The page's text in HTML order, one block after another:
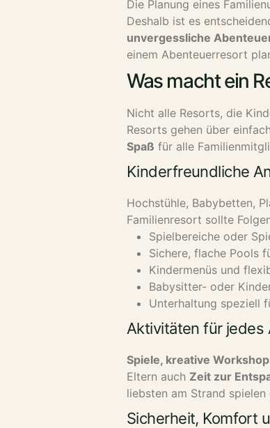
Die Planung eines
Deshalb ist es
unvergessliche
einem Abenteuerresort
Was macht ein
Nicht alle Resorts, die
Resorts gehen über
Spaß für alle
Kinderfreundliche
Hochstühle, Babybetten,
Familienresort sollte
Spielbereiche oder
Sichere, flache Pools
Kindermenüs und
Babysitter- oder
Unterhaltung speziell
Aktivitäten für jedes
Spiele, kreative
Eltern auch Zeit zur
liebsten am Strand
Sicherheit, Komfort